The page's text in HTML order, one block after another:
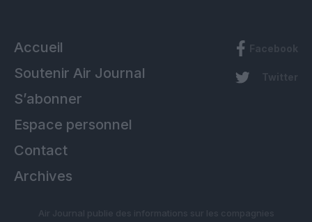
Accueil
Soutenir Air Journal
S’abonner
Espace personnel
Contact
Archives